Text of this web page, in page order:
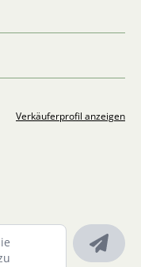
Verkäuferprofil anzeigen